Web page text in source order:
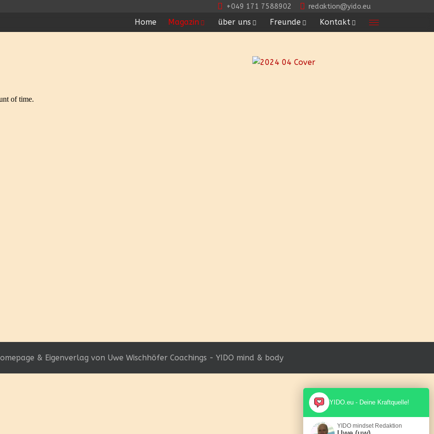
+049 171 7588902 redaktion@yido.eu
Home Magazin über uns Freunde Kontakt
& Eigenverlag von Uwe Wischhöfer Coachings - YIDO mind & body
YIDO.eu - Deine Kraftquelle!
YIDO mindset Redaktion